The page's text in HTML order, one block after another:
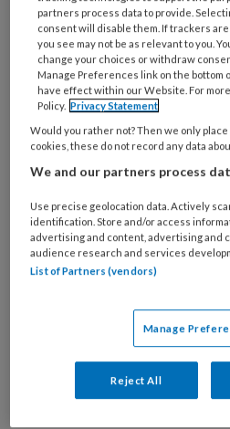
In dit artikel lees je hoe
partners process data to provide.
consent will disable them. If trackers
you see may not be as relevant to you.
change your choices or withdraw
Manage Preferences link on the bottom
have effect within our Website. For
Policy. Privacy Statement
Would you rather not? Then we only
cookies, these do not record any data
We and our partners process
Use precise geolocation data. Actively
identification. Store and/or access
advertising and content, advertising and
audience research and services
List of Partners (vendors)
Manage
Reject All